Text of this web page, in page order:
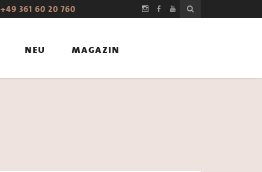
+49 361 60 20 760
neu magazin